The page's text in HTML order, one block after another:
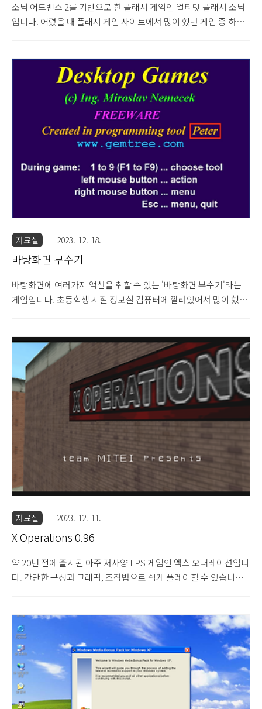
소닉 어드밴스 2를 기반으로 한 플래시 게임인 얼티밋 플래시 소닉
입니다. 어렸을 때 플래시 게임 사이트에서 많이 했던 게임 중 하나
마지막에는 보스가 나오는데, 보스의 공격을 피하면서 일정량의 데
미지를 가하면 클리어할 수 있습니다. 1.13MB 압축 파일입니다.
자료실 2023. 12. 18.
바탕화면 부수기
바탕화면에 여러가지 액션을 취할 수 있는 '바탕화면 부수기'라는
게임입니다. 초등학생 시절 정보실 컴퓨터에 깔려있어서 많이 했던
있습니다. 2.96MB 압축 파일입니다.
자료실 2023. 12. 11.
X Operations 0.96
약 20년 전에 출시된 아주 저사양 FPS 게임인 엑스 오퍼레이션입니
다. 간단한 구성과 그래픽, 조작법으로 쉽게 플레이할 수 있습니다.
인 조작법은 WASD - 이동, R- 장전, G - 무기 버리기 등입니다. 버전
은 0.96입니다. 4.82MB 압축 파일입니다.